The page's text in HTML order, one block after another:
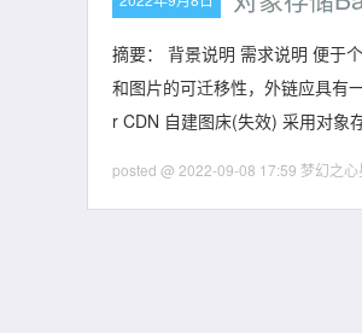
摘要： 背景说明 需求说明 便于
和图片的可迁移性，外链应具有
r CDN 自建图床(失效) 采用对象
posted @ 2022-09-08 17:59 梦幻之心